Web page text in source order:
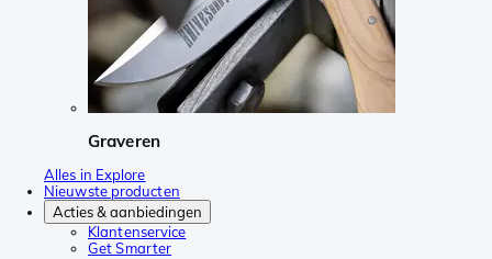
Graveren
Alles in Explore
Nieuwste producten
Acties & aanbiedingen
Klantenservice
Get Smarter